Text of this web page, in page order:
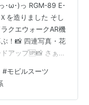
･ω･)っ RGM-89 E･
を造りました そし
クエウォークAR機
！📸 四連写真・花
アップ🆙📸 さぁ！
けれど 更新しまー
･F･S･F-0012
何晩もかけて作成
#モビルスーツ